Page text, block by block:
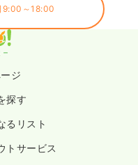
9:00～18:00
ジ
探す
るリスト
トサービス